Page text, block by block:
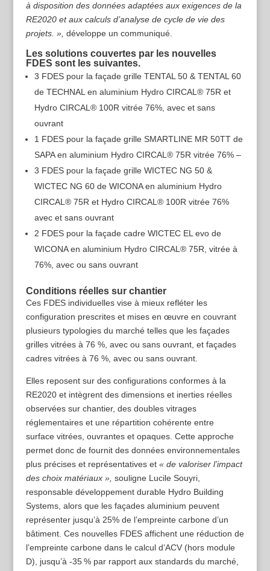
à disposition des données adaptées aux exigences de la
RE2020 et aux calculs d’analyse de cycle de vie des
projets. », développe un communiqué.
Les solutions couvertes par les nouvelles
FDES sont les suivantes.
3 FDES pour la façade grille TENTAL 50 & TENTAL 60
de TECHNAL en aluminium Hydro CIRCAL® 75R et
Hydro CIRCAL® 100R vitrée 76%, avec et sans
ouvrant
1 FDES pour la façade grille SMARTLINE MR 50TT de
SAPA en aluminium Hydro CIRCAL® 75R vitrée 76% –
3 FDES pour la façade grille WICTEC NG 50 &
WICTEC NG 60 de WICONA en aluminium Hydro
CIRCAL® 75R et Hydro CIRCAL® 100R vitrée 76%
avec et sans ouvrant
2 FDES pour la façade cadre WICTEC EL evo de
WICONA en aluminium Hydro CIRCAL® 75R, vitrée à
76%, avec ou sans ouvrant
Conditions réelles sur chantier
Ces FDES individuelles vise à mieux refléter les
configuration prescrites et mises en œuvre en couvrant
plusieurs typologies du marché telles que les façades
grilles vitrées à 76 %, avec ou sans ouvrant, et façades
cadres vitrées à 76 %, avec ou sans ouvrant.
Elles reposent sur des configurations conformes à la
RE2020 et intègrent des dimensions et inerties réelles
observées sur chantier, des doubles vitrages
réglementaires et une répartition cohérente entre
surface vitrées, ouvrantes et opaques. Cette approche
permet donc de fournit des données environnementales
plus précises et représentatives et « de valoriser l’impact
des choix matériaux », souligne Lucile Souyri,
responsable développement durable Hydro Building
Systems, alors que les façades aluminium peuvent
représenter jusqu’à 25% de l’empreinte carbone d’un
bâtiment. Ces nouvelles FDES affichent une réduction de
l’empreinte carbone dans le calcul d’ACV (hors module
D), jusqu’à -35 % par rapport aux standards du marché,